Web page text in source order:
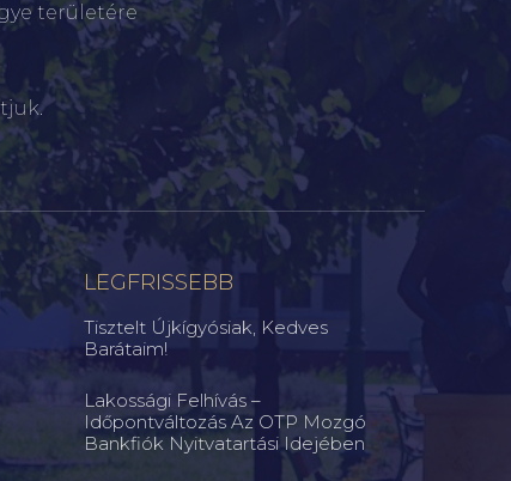
területére
LEGFRISSEBB
Tisztelt Újkígyósiak, Kedves
Barátaim!
Lakossági Felhívás –
Időpontváltozás Az OTP Mozgó
Bankfiók Nyitvatartási Idejében